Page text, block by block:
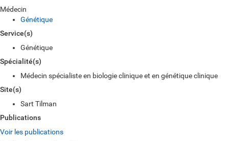
Médecin
Génétique
Service(s)
Génétique
Spécialité(s)
Médecin spécialiste en biologie clinique et en génétique clinique
Site(s)
Sart Tilman
Publications
Voir les publications